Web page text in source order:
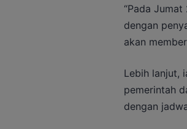
“Pada
dengan
akan
Lebih lanjut,
pemerintah
dengan